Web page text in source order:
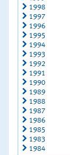
1998
1997
1996
1995
1994
1993
1992
1991
1990
1989
1988
1987
1986
1985
1983
1984